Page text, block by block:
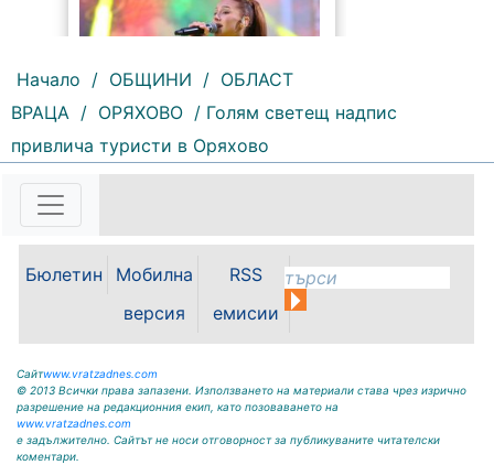
Начало / ОБЩИНИ / ОБЛАСТ
ВРАЦА / ОРЯХОВО / Голям светещ надпис
привлича туристи в Оряхово
Бюлетин
Мобилна
версия
RSS
емисии
Сайтwww.vratzadnes.com
© 2013 Всички права запазени. Използването на материали става чрез изрично
разрешение на редакционния екип, като позоваването на
www.vratzadnes.com
е задължително. Сайтът не носи отговорност за публикуваните читателски
коментари.